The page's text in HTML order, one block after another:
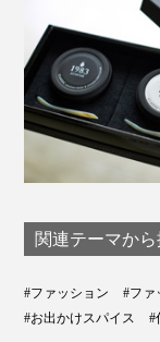
関連テーマから
#ファッション #ファ
#お出かけスパイス
#